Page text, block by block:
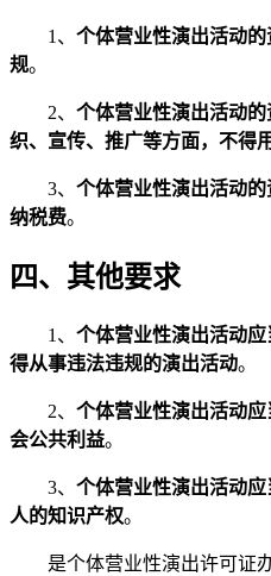
1、 个体营业性演出活动
规。
2、 个体营业性演出活动
织、宣传、推广等方面，不得
3、 个体营业性演出活动
纳税费。
四、其他要求
1、 个体营业性演出活动
得从事违法违规的演出活动。
2、 个体营业性演出活动
会公共利益。
3、 个体营业性演出活动
人的知识产权。
是个体营业性演出许可证